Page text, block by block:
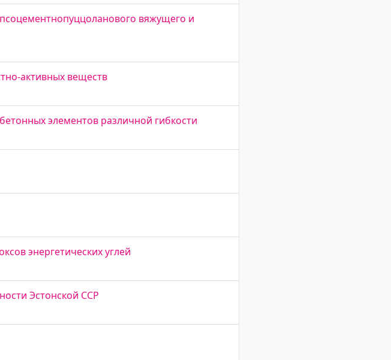
вяжущего и
активных веществ
элементов различной гибкости
энергетических углей
Эстонской ССР